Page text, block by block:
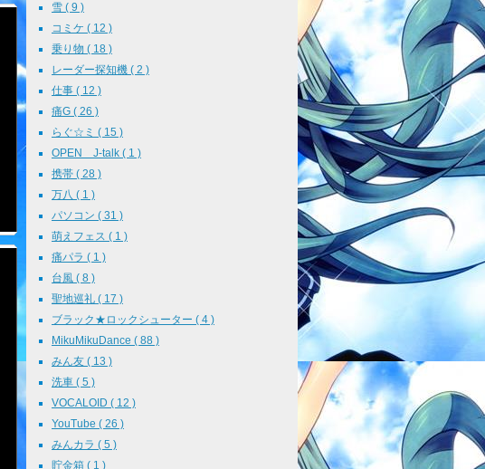
雪 ( 9 )
コミケ ( 12 )
乗り物 ( 18 )
レーダー探知機 ( 2 )
仕事 ( 12 )
痛G ( 26 )
らぐ☆ミ ( 15 )
OPEN J-talk ( 1 )
携帯 ( 28 )
万八 ( 1 )
パソコン ( 31 )
萌えフェス ( 1 )
痛パラ ( 1 )
台風 ( 8 )
聖地巡礼 ( 17 )
ブラック★ロックシューター ( 4 )
MikuMikuDance ( 88 )
みん友 ( 13 )
洗車 ( 5 )
VOCALOID ( 12 )
YouTube ( 26 )
みんカラ ( 5 )
貯金箱 ( 1 )